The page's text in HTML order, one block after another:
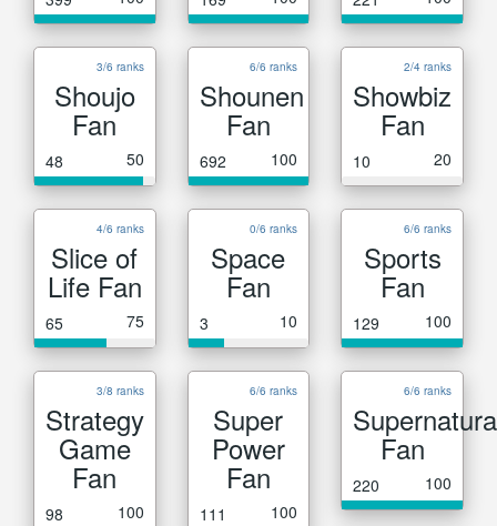
3/6 ranks
Shoujo
Fan
48 50
6/6 ranks
Shounen
Fan
692 100
2/4 ranks
Showbiz
Fan
10 20
4/6 ranks
Slice of
Life Fan
65 75
0/6 ranks
Space
Fan
3 10
6/6 ranks
Sports
Fan
129 100
3/8 ranks
Strategy
Game
Fan
98 100
6/6 ranks
Super
Power
Fan
111 100
6/6 ranks
Fan
220 100